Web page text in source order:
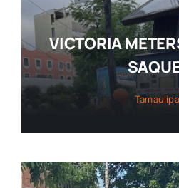
VICTORIA